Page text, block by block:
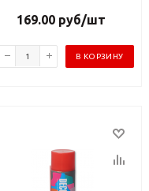
169.00руб/шт
В КОРЗИНУ